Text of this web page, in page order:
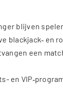
blijven
blackjack‑ en
een
en